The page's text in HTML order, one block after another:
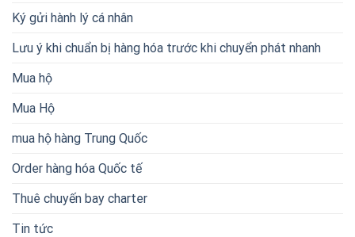
Ký gửi hành lý cá nhân
Lưu ý khi chuẩn bị hàng hóa trước khi chuyển phát nhanh
Mua hộ
Mua Hộ
mua hộ hàng Trung Quốc
Order hàng hóa Quốc tế
Thuê chuyến bay charter
Tin tức